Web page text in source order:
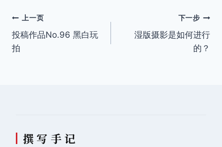
文
章
上一页
投稿作品No.96 黑白玩
拍
下一步
湿版摄影是如何进行
的？
撰 写 手 记